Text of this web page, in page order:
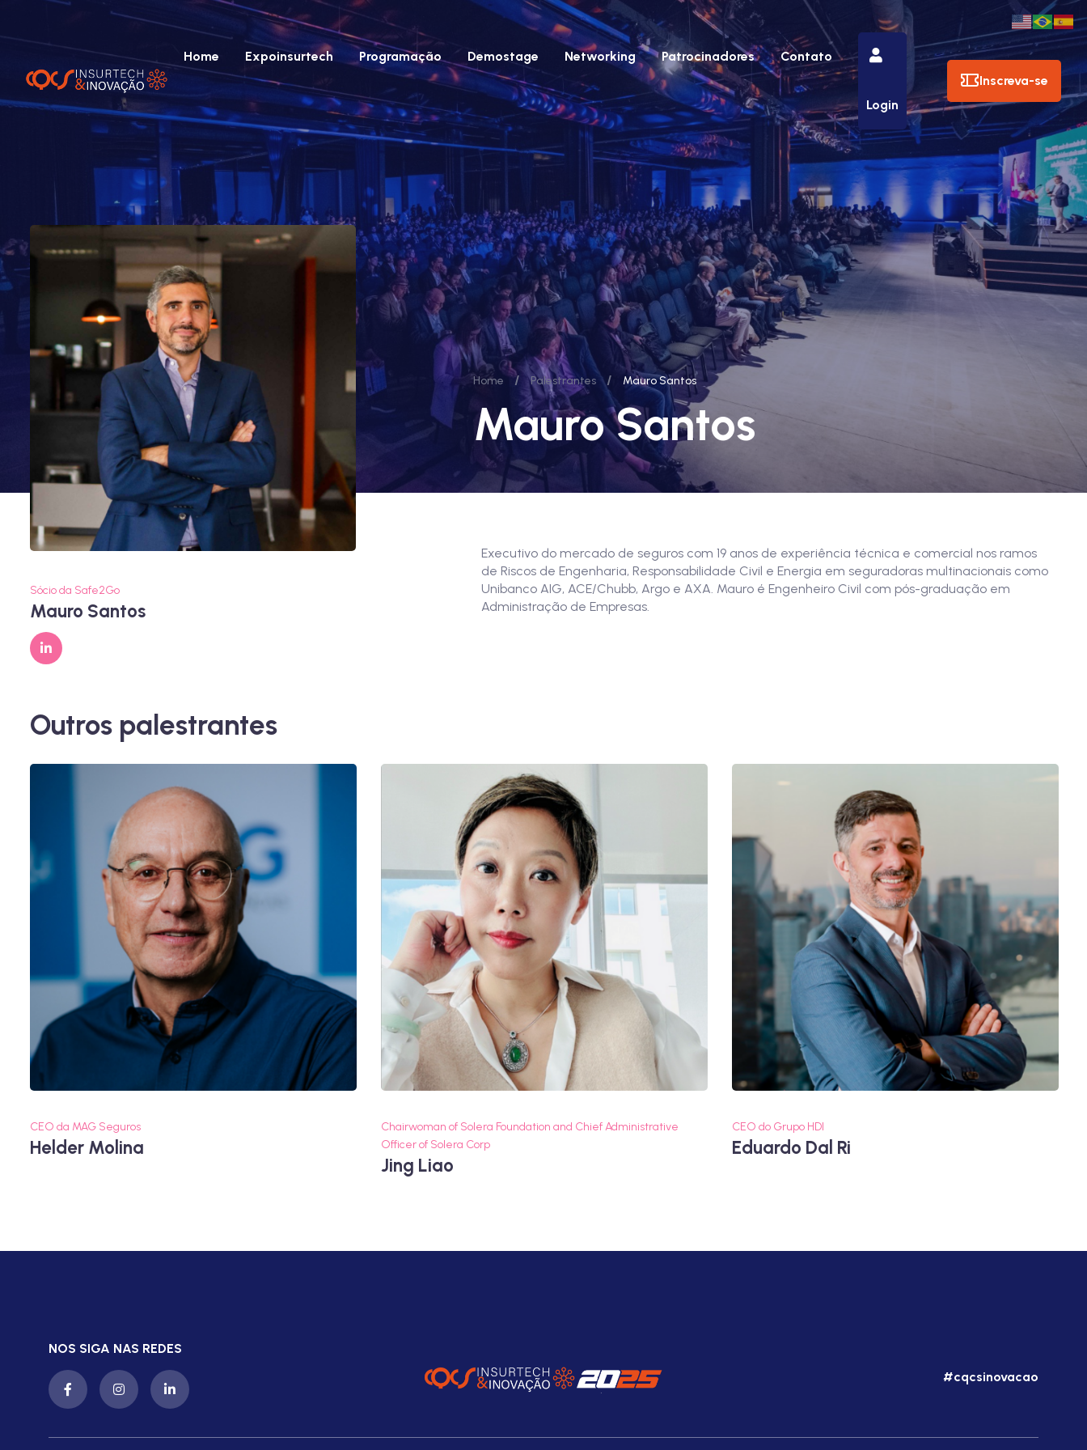
Home Expoinsurtech Programação Demostage Networking Patrocinadores Contato
Login
Inscreva-se
Home / Palestrantes / Mauro Santos
Mauro Santos
Sócio da Safe2Go
Mauro Santos
Executivo do mercado de seguros com 19 anos de experiência técnica e comercial nos ramos
de Riscos de Engenharia, Responsabilidade Civil e Energia em seguradoras multinacionais como
Unibanco AIG, ACE/Chubb, Argo e AXA. Mauro é Engenheiro Civil com pós-graduação em
Administração de Empresas.
Outros palestrantes
CEO da MAG Seguros
Helder Molina
Chairwoman of Solera Foundation and Chief Administrative
Officer of Solera Corp
Jing Liao
CEO do Grupo HDI
Eduardo Dal Ri
NOS SIGA NAS REDES
#cqcsinovacao